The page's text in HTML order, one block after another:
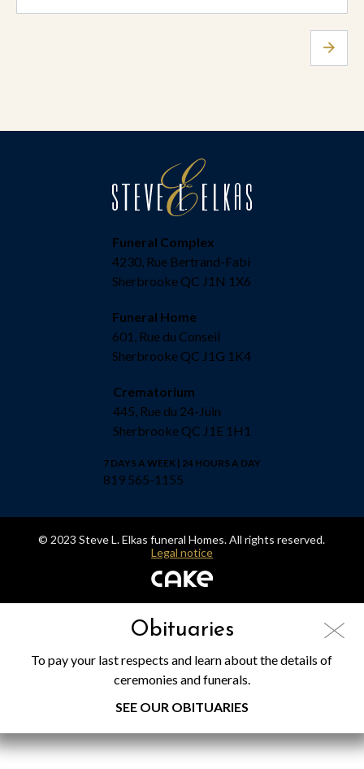
Funeral Complex
4230, Rue Bertrand-Fabi
Sherbrooke QC J1N 1X6
Funeral Home
601, Rue du Conseil
Sherbrooke QC J1G 1K4
Crematorium
445, Rue du 24-Juin
Sherbrooke QC J1E 1H1
7 DAYS A WEEK | 24 HOURS A DAY
819 565-1155
© 2023 Steve L. Elkas funeral Homes. All rights reserved.
Legal notice
Obituaries
To pay your last respects and learn about the details of
ceremonies and funerals.
SEE OUR OBITUARIES